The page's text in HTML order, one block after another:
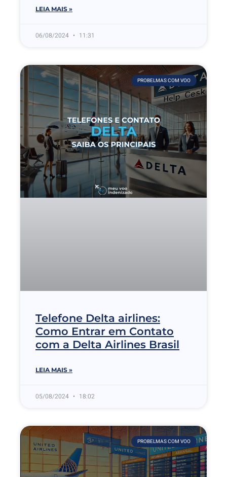
LEIA MAIS »
06/08/2024 11:31
PROBELMAS COM VOO
Telefone Delta airlines:
Como Entrar em Contato
com a Delta Airlines Brasil
LEIA MAIS »
05/08/2024 18:02
PROBELMAS COM VOO